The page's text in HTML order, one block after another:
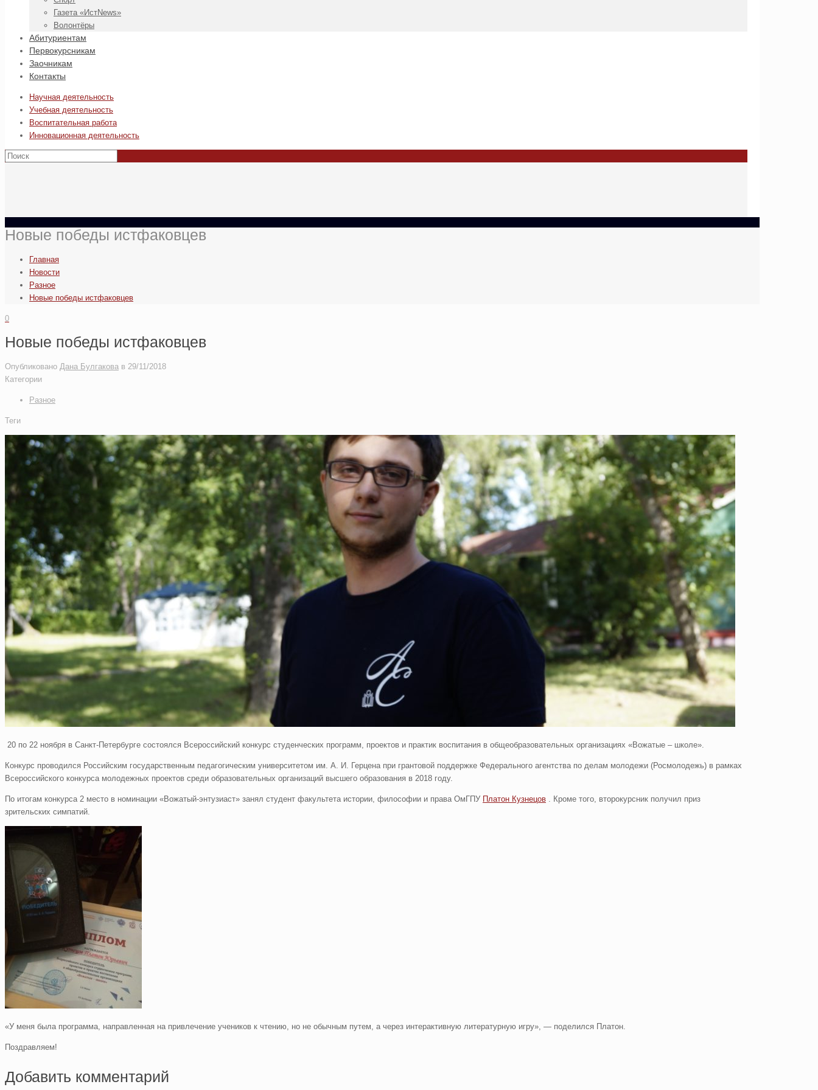
Газета «ИстNews»
Волонтёры
Абитуриентам
Первокурсникам
Заочникам
Контакты
Научная деятельность
Учебная деятельность
Воспитательная работа
Инновационная деятельность
Новые победы истфаковцев
Главная
Новости
Разное
Новые победы истфаковцев
0
Новые победы истфаковцев
Опубликовано Дана Булгакова в 29/11/2018
Категории
Разное
Теги
20 по 22 ноября в Санкт-Петербурге состоялся Всероссийский конкурс студенческих программ, проектов и практик воспитания в общеобразовательных организациях «Вожатые – школе».
Конкурс проводился Российским государственным педагогическим университетом им. А. И. Герцена при грантовой поддержке Федерального агентства по делам молодежи (Росмолодежь) в рамках
Всероссийского конкурса молодежных проектов среди образовательных организаций высшего образования в 2018 году.
По итогам конкурса 2 место в номинации «Вожатый-энтузиаст» занял студент факультета истории, философии и права ОмГПУ Платон Кузнецов . Кроме того, второкурсник получил приз
зрительских симпатий.
«У меня была программа, направленная на привлечение учеников к чтению, но не обычным путем, а через интерактивную литературную игру», — поделился Платон.
Поздравляем!
Добавить комментарий